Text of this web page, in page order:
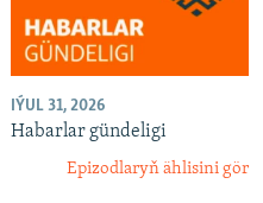
IÝUL 31, 2026
Habarlar gündeligi
Epizodlaryň ählisini gör